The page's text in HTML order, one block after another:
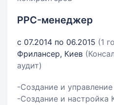
PPC-менеджер
с 07.2014 по 06.2015 (1
Фрилансер, Киев
аудит)
-Создание и
-Создание и